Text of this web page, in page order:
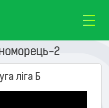
2
ліга Б